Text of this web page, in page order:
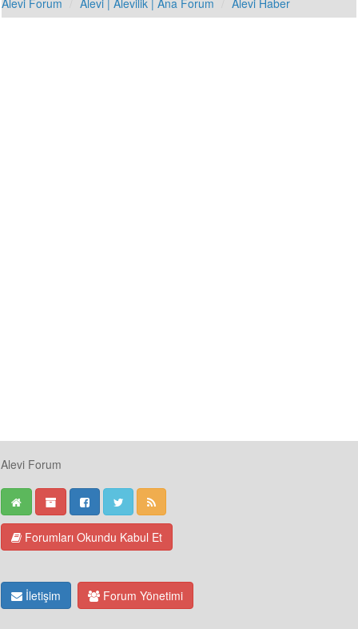
Alevi Forum Alevi | Alevilik | Ana Forum Alevi Haber
Alevi Forum
Forumları Okundu Kabul Et
İletişim Forum Yönetimi